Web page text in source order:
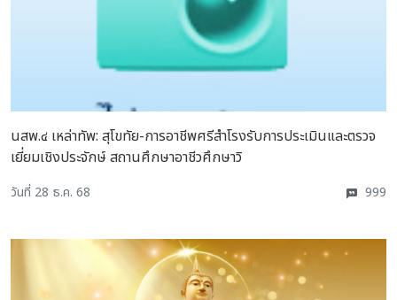
นสพ.๔ เหล่าทัพ: สุโขทัย-การอาชีพศรีสำโรงรับการประเมินและตรวจ
เยี่ยมเชิงประจักษ์ สถานศึกษาอาชีวศึกษาวิ
วันที่ 28 ธ.ค. 68 999